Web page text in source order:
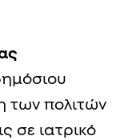
των πολιτών
σε ιατρικό